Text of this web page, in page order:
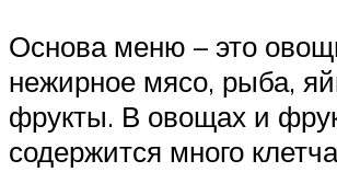
Основа меню – это
нежирное мясо, рыба,
фрукты. В овощах и
содержится много